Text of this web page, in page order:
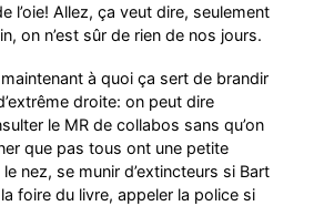
l’oie! Allez, ça veut dire, seulement
on n’est sûr de rien de nos jours.
à quoi ça sert de brandir
droite: on peut dire
le MR de collabos sans qu’on
que pas tous ont une petite
nez, se munir d’extincteurs si Bart
foire du livre, appeler la police si